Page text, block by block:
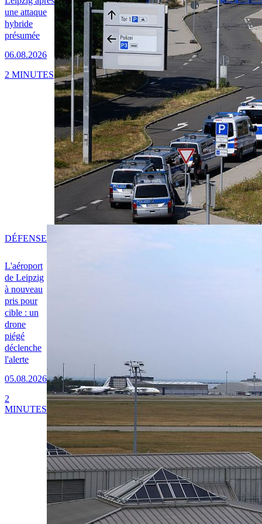
une attaque
hybride
présumée
06.08.2026
2 MINUTES
L'aéroport
de Leipzig
à nouveau
pris pour
cible : un
drone
piégé
déclenche
l'alerte
05.08.2026
DÉFENSE
2
MINUTES